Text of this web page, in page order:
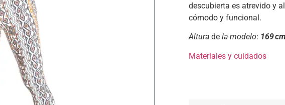
descubierta es atrevido y
cómodo y funcional.
Altura de la modelo: 169 cm
Materiales y cuidados